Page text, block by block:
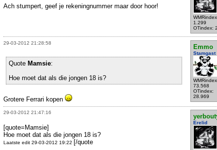
1.299
OTindex:
Ach stumpert, geef je rekeningnummer maar door hoor!
29-03-2012 21:28:58
Emmo
Stamgast
73.568
OTindex:
28.969
Quote Mamsie:
Hoe moet dat als die jongen 18 is?
Grotere Ferrari kopen
29-03-2012 21:47:16
Erelid
[quote=Mamsie]
Hoe moet dat als die jongen 18 is?
Laatste edit 29-03-2012 19:22 [/quote